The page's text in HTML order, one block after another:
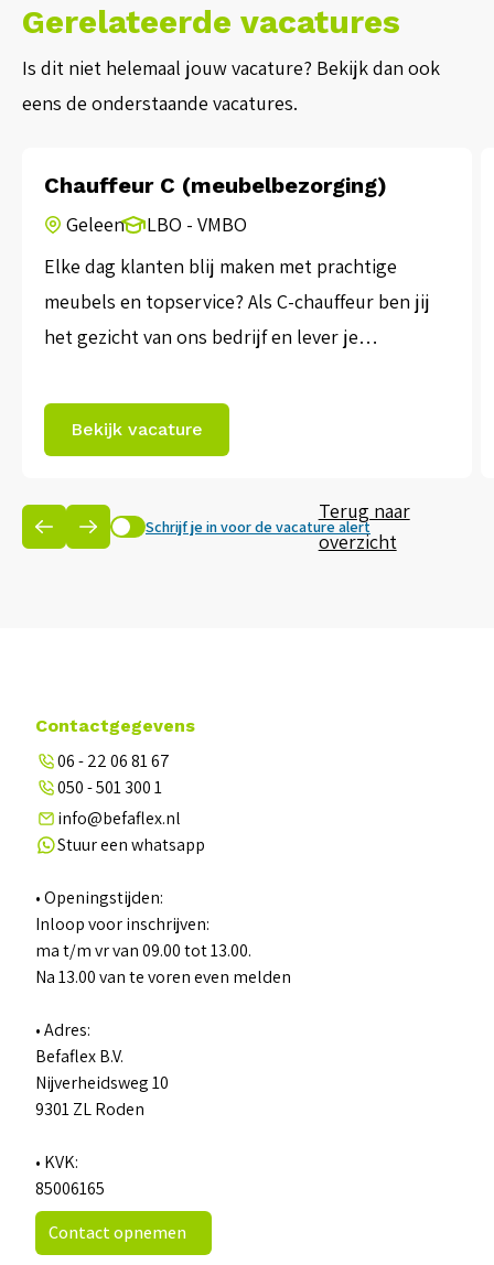
Gerelateerde vacatures
Is dit niet helemaal jouw vacature? Bekijk dan ook
eens de onderstaande vacatures.
Chauffeur C (meubelbezorging)
Geleen
LBO - VMBO
Elke dag klanten blij maken met prachtige
meubels en topservice? Als C-chauffeur ben jij
het gezicht van ons bedrijf en lever je
tevreden klanten in heel Nederland. Je zorgt
voor een vlekkeloze levering en soms ook voor
bezorg je klanten een glimlach. Bij ons […]
Bekijk vacature
Schrijf je in voor de vacature alert
Terug naar
overzicht
Contactgegevens
06 - 22 06 81 67
050 - 501 300 1
info@befaflex.nl
Stuur een whatsapp
• Openingstijden:
Inloop voor inschrijven:
ma t/m vr van 09.00 tot 13.00.
Na 13.00 van te voren even melden
• Adres:
Befaflex B.V.
Nijverheidsweg 10
9301 ZL Roden
• KVK:
85006165
Contact opnemen